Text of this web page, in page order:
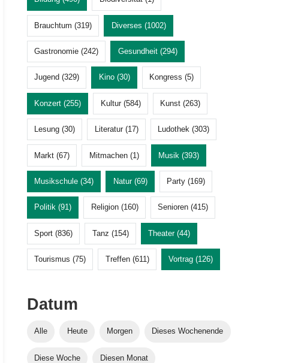
Brauchtum (319) Diverses (1002)
Gastronomie (242) Gesundheit (294)
Jugend (329) Kino (30) Kongress (5)
Konzert (255) Kultur (584) Kunst (263)
Lesung (30) Literatur (17) Ludothek (303)
Markt (67) Mitmachen (1) Musik (393)
Musikschule (34) Natur (69) Party (169)
Politik (91) Religion (160) Senioren (415)
Sport (836) Tanz (154) Theater (44)
Tourismus (75) Treffen (611) Vortrag (126)
Datum
Alle Heute Morgen Dieses Wochenende
Diese Woche Diesen Monat